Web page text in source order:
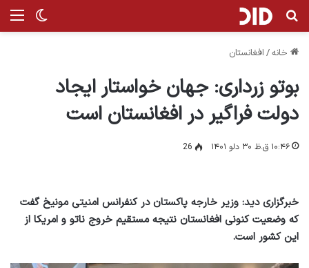
تغییر جستجو برای
خانه/ افغانستان
بوتو زرداری: جهان خواستار ایجاد
دولت فراگیر در افغانستان است
۱۰:۴۶ ق.ظ ۳۰ دلو ۱۴۰۱ 26
خبرگزاری دید: وزیر خارجه پاکستان در کنفرانس امنیتی مونیخ گفت
که وضعیت کنونی افغانستان نتیجه مستقیم خروج ناتو و امریکا از
این کشور است.